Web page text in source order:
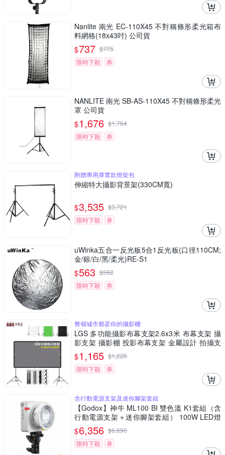
Nanlite 南光 EC-110X45 不對稱條形柔光箱布
料網格(18x43吋) 公司貨
$737 $775
限時下殺
券
NANLITE 南光 SB-AS-110X45 不對稱條形柔光
罩 公司貨
$1,676 $1,764
限時下殺
券
附贈專用厚實款燈架包
伸縮特大攝影背景架(330CM寬)
$3,535 $3,721
限時下殺
券
uWinka五合一反光板5合1反光板(口徑110CM;
金/銀/白/黑/柔光)RE-S1
$563 $592
限時下殺
券
整個城市都是你的攝影棚
LGS 多功能攝影布幕支架2.6x3米 布幕支架 攝
影支架 攝影棚 投影布幕支架 金屬設計 拍攝支
架 升降調節 三腳穩固 支架
$1,165 $1,226
限時下殺
券
含行動電源支架及迷你腳架套組
【Godox】神牛 ML100 BI 雙色溫 K1套組（含
行動電源支架＋迷你腳架套組） 100W LED燈
公司貨
$6,356 $6,690
限時下殺
券